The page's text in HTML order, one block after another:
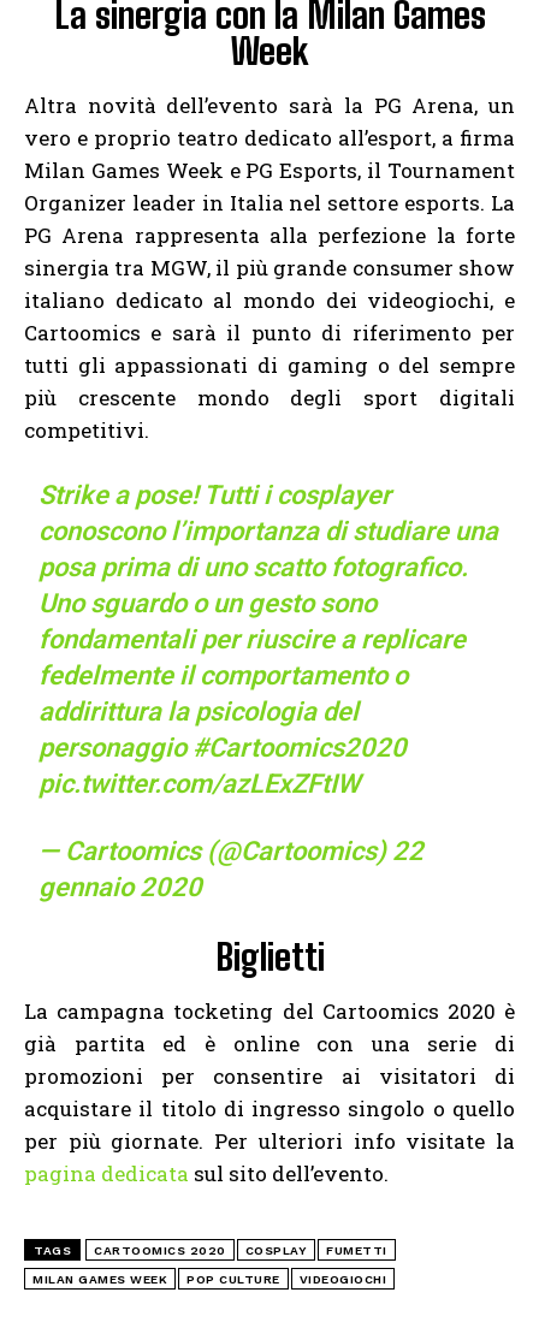
La sinergia con la Milan Games
Week
Altra novità dell’evento sarà la PG Arena, un
vero e proprio teatro dedicato all’esport, a firma
Milan Games Week e PG Esports, il Tournament
Organizer leader in Italia nel settore esports. La
PG Arena rappresenta alla perfezione la forte
sinergia tra MGW, il più grande consumer show
italiano dedicato al mondo dei videogiochi, e
Cartoomics e sarà il punto di riferimento per
tutti gli appassionati di gaming o del sempre
più crescente mondo degli sport digitali
competitivi.
Strike a pose! Tutti i cosplayer
conoscono l’importanza di studiare una
posa prima di uno scatto fotografico.
Uno sguardo o un gesto sono
fondamentali per riuscire a replicare
fedelmente il comportamento o
addirittura la psicologia del
personaggio #Cartoomics2020
pic.twitter.com/azLExZFtIW
— Cartoomics (@Cartoomics) 22
gennaio 2020
Biglietti
La campagna tocketing del Cartoomics 2020 è
già partita ed è online con una serie di
promozioni per consentire ai visitatori di
acquistare il titolo di ingresso singolo o quello
per più giornate. Per ulteriori info visitate la
pagina dedicata sul sito dell’evento.
TAGS CARTOOMICS 2020 COSPLAY FUMETTI
MILAN GAMES WEEK POP CULTURE VIDEOGIOCHI